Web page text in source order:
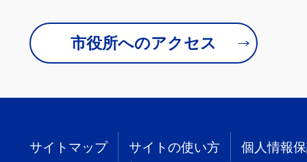
市役所へのアクセス
サイトマップ サイトの使い方 個人情報